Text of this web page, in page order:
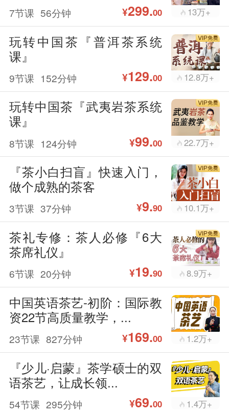
7节课 56分钟 ¥299.00 13万+
玩转中国茶『普洱茶系统
课』
9节课 152分钟 ¥129.00 12.8万+
玩转中国茶『武夷岩茶系统
课』
8节课 124分钟 ¥99.00 22.7万+
『茶小白扫盲』快速入门，
做个成熟的茶客
3节课 37分钟 ¥9.90 10.1万+
茶礼专修：茶人必修『6大
茶席礼仪』
6节课 20分钟 ¥19.90 8.9万+
中国英语茶艺-初阶：国际教
资22节高质量教学，...
23节课 827分钟 ¥169.00 1.2万+
『少儿·启蒙』茶学硕士的双
语茶艺，让成长领...
54节课 295分钟 ¥69.00 1.4万+